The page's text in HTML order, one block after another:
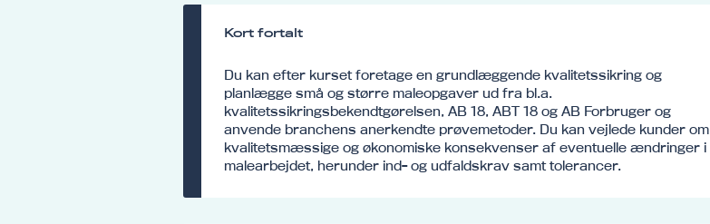
Kort fortalt
Du kan efter kurset foretage en grundlæggende kvalitetssikring og
planlægge små og større maleopgaver ud fra bl.a.
kvalitetssikringsbekendtgørelsen, AB 18, ABT 18 og AB Forbruger og
anvende branchens anerkendte prøvemetoder. Du kan vejlede kunder om
kvalitetsmæssige og økonomiske konsekvenser af eventuelle ændringer i
malearbejdet, herunder ind- og udfaldskrav samt tolerancer.